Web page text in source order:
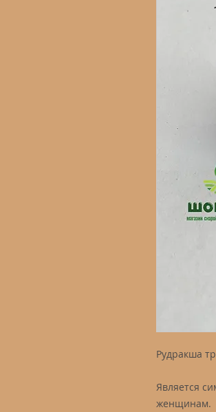
Рудракша
Является
женщинам.